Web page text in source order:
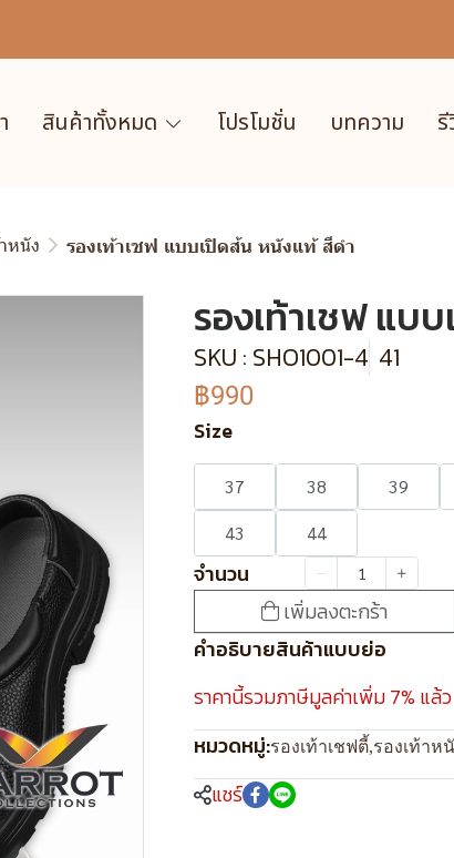
สินค้าทั้งหมด โปรโมชั่น บทความ
หนัง รองเท้าเชฟ แบบเปิดส้น หนังแท้ สีดำ
รองเท้าเชฟ แบ
SKU : SHO1001-4 41
฿990
Size
37 38 39
43
44
จำนวน
เพิ่มลงตะกร้า
คำอธิบายสินค้าแบบย่อ
ราคานี้รวมภาษีมูลค่าเพิ่ม 7% แล้ว
หมวดหมู่:รองเท้าเชฟตี้,รองเท้าห
แชร์